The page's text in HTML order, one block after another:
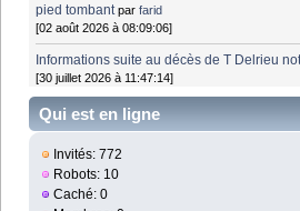
pied tombant parfarid
[02 août 2026 à 08:09:06]
Informations suite au décès de T Delrieu
[30 juillet 2026 à 11:47:14]
Qui est en ligne
Invités: 772
Robots: 10
Caché: 0